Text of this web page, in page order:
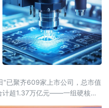
市场准入方面，方案打出了一
务业领域，稳步扩大职业技能
"已聚齐609家上市公司，总市值
计超1.37万亿元——一组硬核数